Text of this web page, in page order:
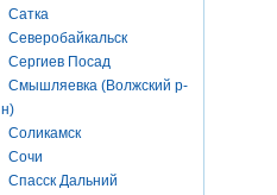
Сатка
Северобайкальск
Сергиев Посад
Смышляевка (Волжский р-
н)
Соликамск
Сочи
Спасск Дальний